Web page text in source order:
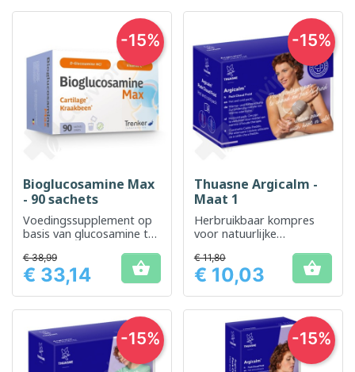
Bioglucosamine Max
- 90 sachets
Voedingssupplement op
basis van glucosamine ter
gewrichten
Prijs
€ 38,99
€ 33,14 
-15%
Thuasne Argicalm -
Maat 1
Herbruikbaar kompres
voor natuurlijke
Prijs
€ 11,80
€ 10,03 
-15%
-15% -15%